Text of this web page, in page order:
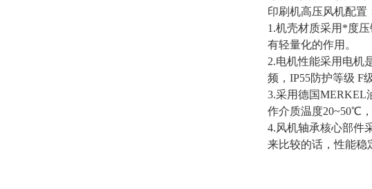
印刷机高压风机配置
1.机壳材质采用*度
有轻量化的作用。
2.电机性能采用电机
频，IP55防护等级 F
3.采用德国MERKEL
作介质温度20~50℃
4.风机轴承核心部件
来比较的话，性能稳